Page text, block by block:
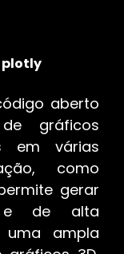
plotly
aberto
gráficos
em várias
como
gerar
e de alta
ampla